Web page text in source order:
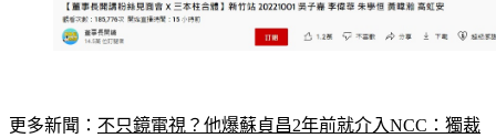
更多新聞： 不只鏡電視？他爆蘇貞昌2年前就介入NCC：獨裁